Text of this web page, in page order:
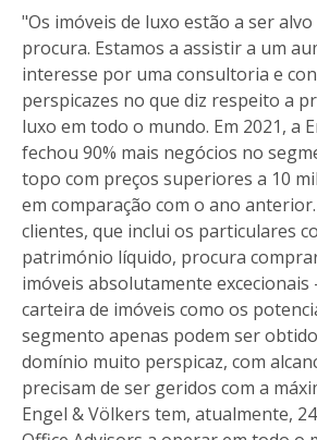
"Os imóveis de luxo estão a ser
procura. Estamos a assistir a um
interesse por uma consultoria e
perspicazes no que diz respeito a
luxo em todo o mundo. Em 2021, a
fechou 90% mais negócios no
topo com preços superiores a 10
em comparação com o ano
clientes, que inclui os particulares
património líquido, procura
imóveis absolutamente
carteira de imóveis como os
segmento apenas podem ser
domínio muito perspicaz, com
precisam de ser geridos com a
Engel & Völkers tem, atualmente,